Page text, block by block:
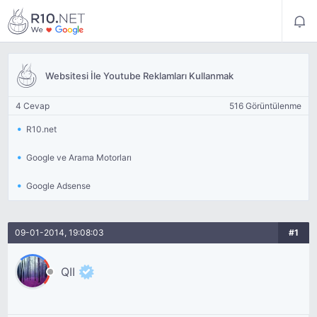
Websitesi İle Youtube Reklamları Kullanmak
4 Cevap 516 Görüntülenme
R10.net
Google ve Arama Motorları
Google Adsense
09-01-2014, 19:08:03 #1
QII